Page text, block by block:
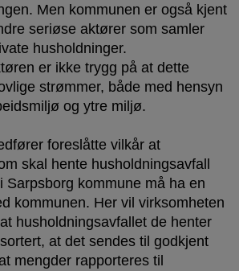
Men kommunen er også kjent
seriøse aktører som samler
husholdninger.
er ikke trygg på at dette
strømmer, både med hensyn
og ytre miljø.
foreslåtte vilkår at
skal hente husholdningsavfall
Sarpsborg kommune må ha en
kommunen. Her vil virksomheten
husholdningsavfallet de henter
at det sendes til godkjent
mengder rapporteres til